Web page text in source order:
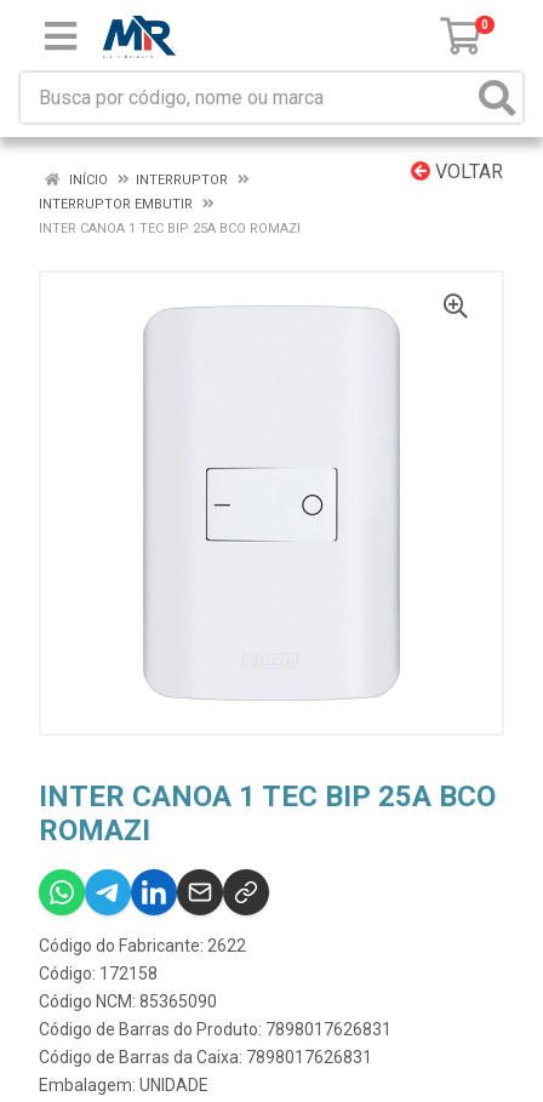
0
VOLTAR
INÍCIO
INTERRUPTOR
INTERRUPTOR EMBUTIR
INTER CANOA 1 TEC BIP 25A BCO ROMAZI
INTER CANOA 1 TEC BIP 25A BCO
ROMAZI
Código do Fabricante: 2622
Código: 172158
Código NCM: 85365090
Código de Barras do Produto: 7898017626831
Código de Barras da Caixa: 7898017626831
Embalagem: UNIDADE